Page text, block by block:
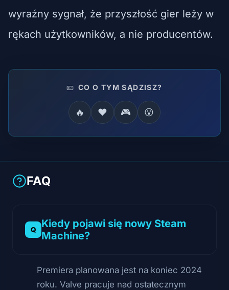
wyraźny sygnał, że przyszłość gier leży w
rękach użytkowników, a nie producentów.
CO O TYM SĄDZISZ?
🔥 ❤️ 🎮 😮
FAQ
Kiedy pojawi się nowy Steam
Machine?
Premiera planowana jest na koniec 2024
roku. Valve pracuje nad ostatecznym